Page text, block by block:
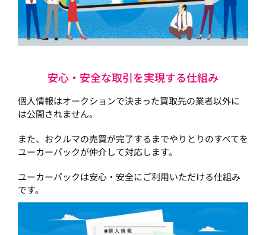
安心・安全な取引を実現する仕組み
個人情報はオークションで決まった買取先の業者以外に
は公開されません。
また、おクルマの売買が完了するまでやりとりのすべてを
ユーカーパックが仲介して対応します。
ユーカーパックは安心・安全にご利用いただける仕組み
です。